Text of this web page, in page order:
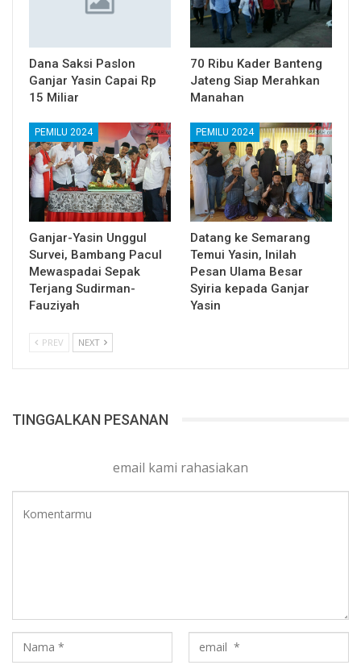
Dana Saksi Paslon
Ganjar Yasin Capai Rp
15 Miliar
70 Ribu Kader Banteng
Jateng Siap Merahkan
Manahan
PEMILU 2024
Ganjar-Yasin Unggul
Survei, Bambang Pacul
Mewaspadai Sepak
Terjang Sudirman-
Fauziyah
PEMILU 2024
Datang ke Semarang
Temui Yasin, Inilah
Pesan Ulama Besar
Syiria kepada Ganjar
Yasin
PREV NEXT
TINGGALKAN PESANAN
email kami rahasiakan